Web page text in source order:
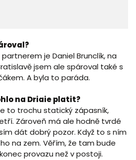
je Daniel Brunclík, na
jsem ale spároval také s
A byla to paráda.
na Driaie platit?
to trochu statický zápasník,
Zároveň má ale hodně tvrdé
dát dobrý pozor. Když to s ním
na zem. Věřím, že tam bude
provazu než v postoji.